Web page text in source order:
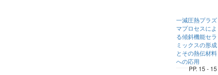
一減圧熱プラズ
マプロセスによ
る傾斜機能セラ
ミックスの形成
とその熱伝材料
への応用
PP. 15 - 15